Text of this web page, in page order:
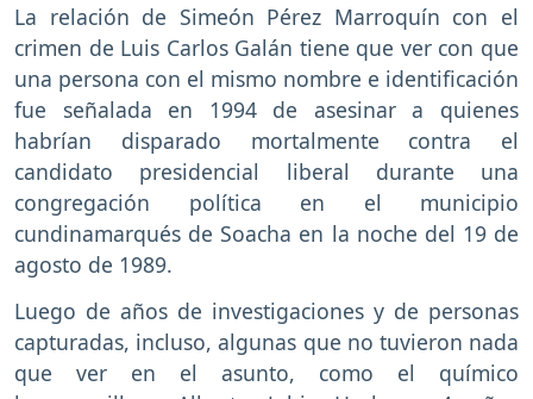
La relación de Simeón Pérez Marroquín con el
crimen de Luis Carlos Galán tiene que ver con que
una persona con el mismo nombre e identificación
fue señalada en 1994 de asesinar a quienes
habrían disparado mortalmente contra el
candidato presidencial liberal durante una
congregación política en el municipio
cundinamarqués de Soacha en la noche del 19 de
agosto de 1989.
Luego de años de investigaciones y de personas
capturadas, incluso, algunas que no tuvieron nada
que ver en el asunto, como el químico